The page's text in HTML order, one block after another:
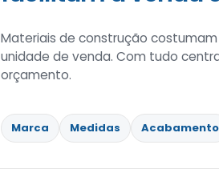
Materiais de construção
unidade de venda. Com tudo
orçamento.
Marca Medidas Acabamento